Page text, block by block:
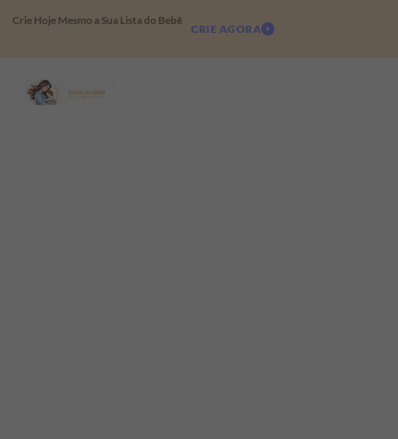
Crie Hoje Mesmo a Sua Lista do Bebê
CRIE AGORA